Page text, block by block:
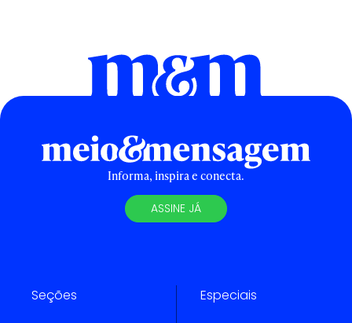
Informa, inspira e conecta.
ASSINE JÁ
Seções Especiais